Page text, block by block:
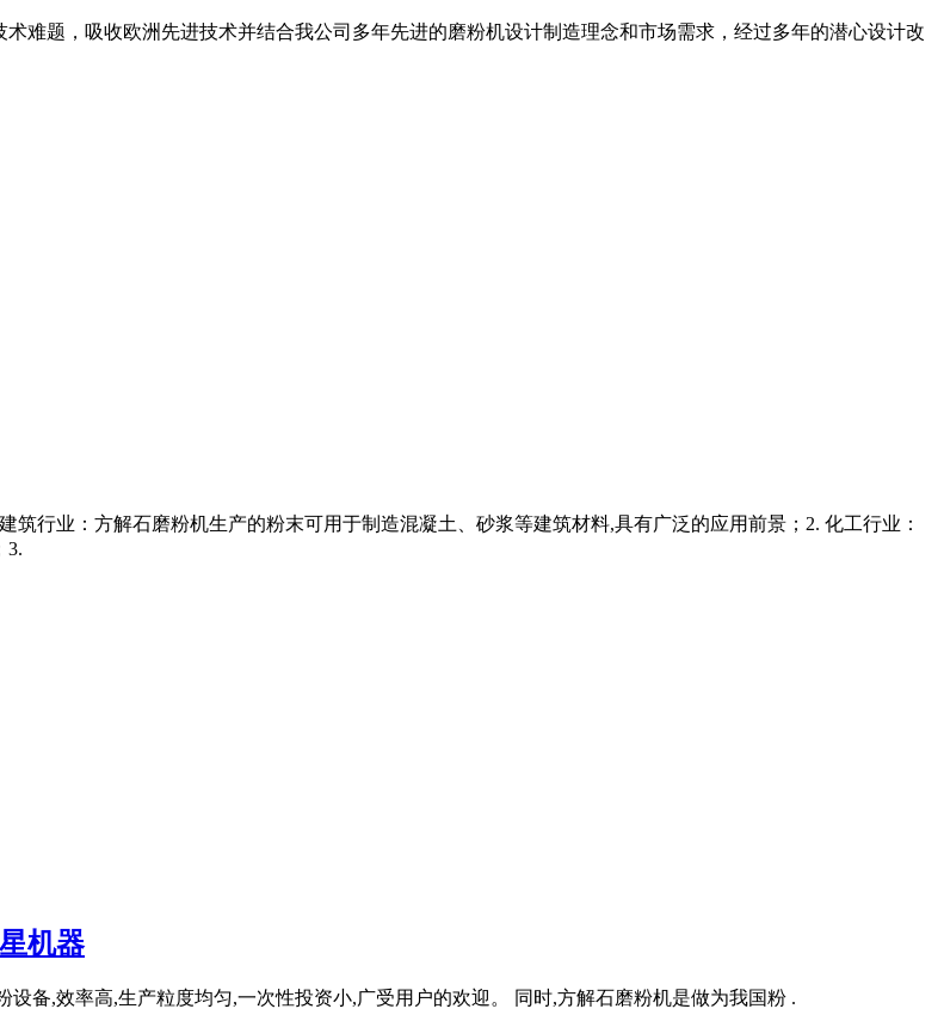
难题，吸收欧洲先进技术并结合我公司多年先进的磨粉机设计制造理念和市场需求，经过多年的潜心设计改
行业：方解石磨粉机生产的粉末可用于制造混凝土、砂浆等建筑材料,具有广泛的应用前景；2. 化工行业：
3.
机器
备,效率高,生产粒度均匀,一次性投资小,广受用户的欢迎。 同时,方解石磨粉机是做为我国粉 .